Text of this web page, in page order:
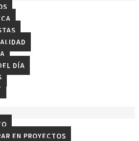
DÍA
EN PROYECTOS